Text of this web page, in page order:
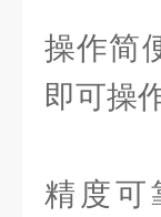
操作简
即可操
精度可